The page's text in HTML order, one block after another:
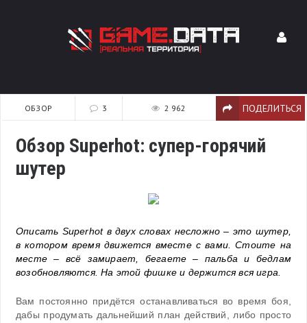
ОБЗОР 3 2 962 ПОДЕЛИТЬСЯ
Обзор Superhot: супер-горячий
шутер
Описать Superhot в двух словах несложно – это шутер,
в котором время движется вместе с вами. Стоите на
месте – всё замирает, бегаете – пальба и бедлам
возобновляются. На этой фишке и держится вся игра.
Вам постоянно придётся останавливаться во время боя,
дабы продумать дальнейший план действий, либо просто